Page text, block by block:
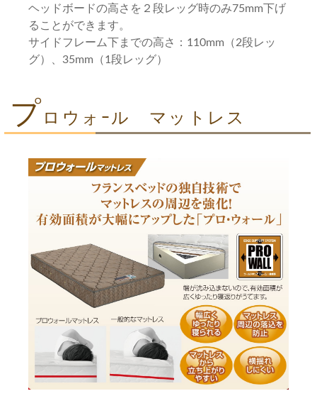
ヘッドボードの高さを２段レッグ時のみ75mm下げ
ることができます。
サイドフレーム下までの高さ：110mm（2段レッ
グ）、35mm（1段レッグ）
プ ロウォｰル マットレス